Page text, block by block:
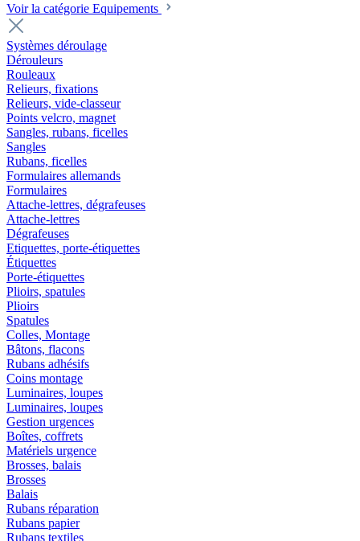
Voir la catégorie Equipements
Systèmes déroulage
Dérouleurs
Rouleaux
Relieurs, fixations
Relieurs, vide-classeur
Points velcro, magnet
Sangles, rubans, ficelles
Sangles
Rubans, ficelles
Formulaires allemands
Formulaires
Attache-lettres, dégrafeuses
Attache-lettres
Dégrafeuses
Etiquettes, porte-étiquettes
Étiquettes
Porte-étiquettes
Plioirs, spatules
Plioirs
Spatules
Colles, Montage
Bâtons, flacons
Rubans adhésifs
Coins montage
Luminaires, loupes
Luminaires, loupes
Gestion urgences
Boîtes, coffrets
Matériels urgence
Brosses, balais
Brosses
Balais
Rubans réparation
Rubans papier
Rubans textiles